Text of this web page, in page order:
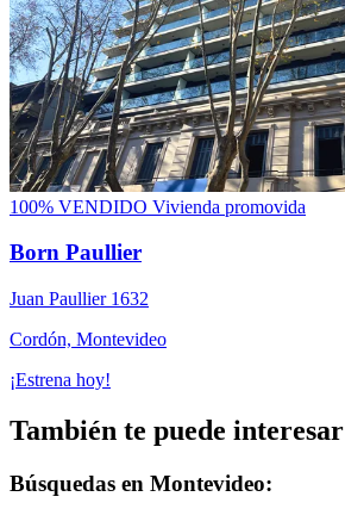
100% VENDIDO Vivienda promovida
Born Paullier
Juan Paullier 1632
Cordón, Montevideo
¡Estrena hoy!
También te puede interesar
Búsquedas en Montevideo: